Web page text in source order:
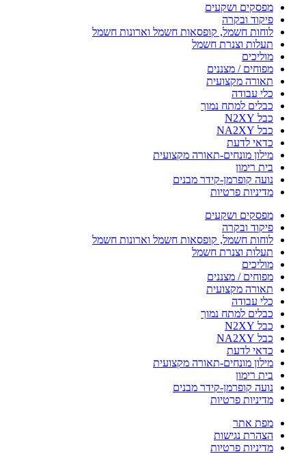
מפסקים ושקעים
פיקוד ובקרה
לוחות חשמל, קופסאות חשמל וארונות חשמל
תעלות וצנרת חשמל
מוליכים
מפוחים / מצננים
תאורה מקצועית
כלי עבודה
כבלים למתח נמוך
כבל N2XY
כבל NA2XY
כדאי לדעת
מילון מונחים-תאורה מקצועית
בית רימון
נועה קופרמן-קידר מבנים
מדיניות פרטיות
מפסקים ושקעים
פיקוד ובקרה
לוחות חשמל, קופסאות חשמל וארונות חשמל
תעלות וצנרת חשמל
מוליכים
מפוחים / מצננים
תאורה מקצועית
כלי עבודה
כבלים למתח נמוך
כבל N2XY
כבל NA2XY
כדאי לדעת
מילון מונחים-תאורה מקצועית
בית רימון
נועה קופרמן-קידר מבנים
מדיניות פרטיות
מפת אתר
הצהרת נגישות
מדיניות פרטיות